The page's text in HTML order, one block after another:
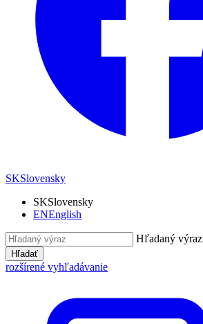
SKSlovensky
SKSlovensky
ENEnglish
Hľadaný výraz
Hľadať
rozšírené vyhľadávanie